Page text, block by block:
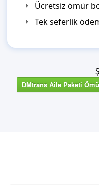
Ücretsiz ömür
Tek seferlik
DMtrans Aile Paketi